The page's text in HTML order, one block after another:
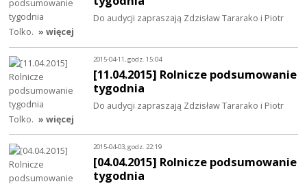
Do audycji zapraszają Zdzisław Tararako i Piotr
Tolko. » więcej
2015-04-11, godz. 15:04
[11.04.2015] Rolnicze podsumowanie
tygodnia
Do audycji zapraszają Zdzisław Tararako i Piotr
Tolko. » więcej
2015-04-03, godz. 22:19
[04.04.2015] Rolnicze podsumowanie
tygodnia